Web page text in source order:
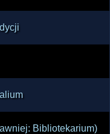
Bibliotekarium)